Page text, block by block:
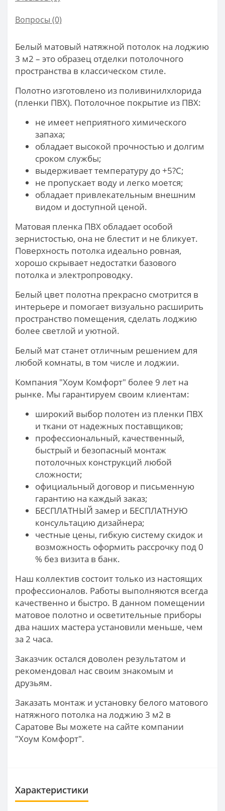
Вопросы (0)
Белый матовый натяжной потолок на лоджию
3 м2 – это образец отделки потолочного
пространства в классическом стиле.
Полотно изготовлено из поливинилхлорида
(пленки ПВХ). Потолочное покрытие из ПВХ:
не имеет неприятного химического
запаха;
обладает высокой прочностью и долгим
сроком службы;
выдерживает температуру до +5?С;
не пропускает воду и легко моется;
обладает привлекательным внешним
видом и доступной ценой.
Матовая пленка ПВХ обладает особой
зернистостью, она не блестит и не бликует.
Поверхность потолка идеально ровная,
хорошо скрывает недостатки базового
потолка и электропроводку.
Белый цвет полотна прекрасно смотрится в
интерьере и помогает визуально расширить
пространство помещения, сделать лоджию
более светлой и уютной.
Белый мат станет отличным решением для
любой комнаты, в том числе и лоджии.
Компания "Хоум Комфорт" более 9 лет на
рынке. Мы гарантируем своим клиентам:
широкий выбор полотен из пленки ПВХ
и ткани от надежных поставщиков;
профессиональный, качественный,
быстрый и безопасный монтаж
потолочных конструкций любой
сложности;
официальный договор и письменную
гарантию на каждый заказ;
БЕСПЛАТНЫЙ замер и БЕСПЛАТНУЮ
консультацию дизайнера;
честные цены, гибкую систему скидок и
возможность оформить рассрочку под 0
% без визита в банк.
Наш коллектив состоит только из настоящих
профессионалов. Работы выполняются всегда
качественно и быстро. В данном помещении
матовое полотно и осветительные приборы
два наших мастера установили меньше, чем
за 2 часа.
Заказчик остался доволен результатом и
рекомендовал нас своим знакомым и
друзьям.
Заказать монтаж и установку белого матового
натяжного потолка на лоджию 3 м2 в
Саратове Вы можете на сайте компании
"Хоум Комфорт".
Характеристики